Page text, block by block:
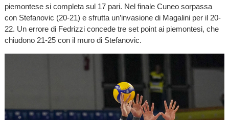
piemontese si completa sul 17 pari. Nel finale Cuneo sorpassa
con Stefanovic (20-21) e sfrutta un’invasione di Magalini per il 20-
22. Un errore di Fedrizzi concede tre set point ai piemontesi, che
chiudono 21-25 con il muro di Stefanovic.